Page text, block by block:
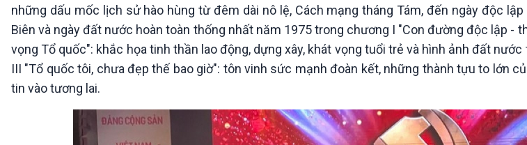
những dấu mốc lịch sử hào hùng từ đêm dài nô lệ, Cách mạng tháng Tám, đến ngày độc
Biên và ngày đất nước hoàn toàn thống nhất năm 1975 trong chương I "Con đường độc lập -
vọng Tổ quốc": khắc họa tinh thần lao động, dựng xây, khát vọng tuổi trẻ và hình ảnh đất
III "Tổ quốc tôi, chưa đẹp thế bao giờ": tôn vinh sức mạnh đoàn kết, những thành tựu to lớn
tin vào tương lai.